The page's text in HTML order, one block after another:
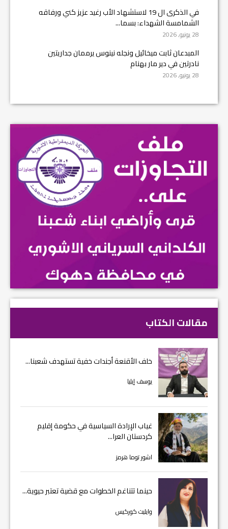
في الذكرى ال 19 لاستشهاد الأب رغيد عزيز كني ورفاقه
الشمامسة الشهداء: بسما...
28 يونيو, 2026
المبدعان ثابت ميخائيل ونجله نينوس يرممان جداريتين
نادرتين في دير مار بهنام
28 يونيو, 2026
مقالات الكتاب
خلف الأقنعة أجندات خفية تستهدف شعبنا...
يوسف إيليا
غياب الإرادة السياسية في حكومة إقليم
كردستان العرا...
اشور توما هرمز
حينما تتناغم الخطوات مع قضية تعتبر حيوية...
وايليت كوركيس